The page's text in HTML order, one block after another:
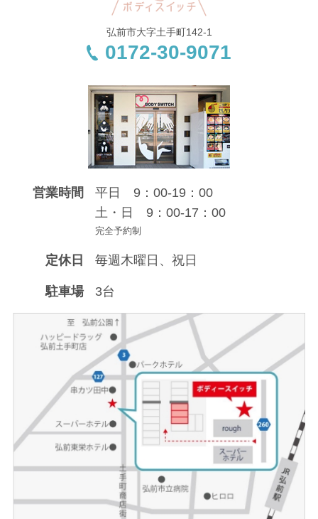
弘前市大字土手町142-1
0172-30-9071
営業時間
平日 9：00-19：00
土・日 9：00-17：00
完全予約制
定休日 毎週木曜日、祝日
駐車場 3台